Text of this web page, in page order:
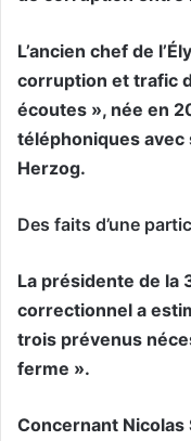
L’ancien chef de
corruption et trafic
écoutes », née en
téléphoniques
Herzog.
Des faits d’une
La présidente de la
correctionnel a
trois prévenus
ferme ».
Concernant Nicolas